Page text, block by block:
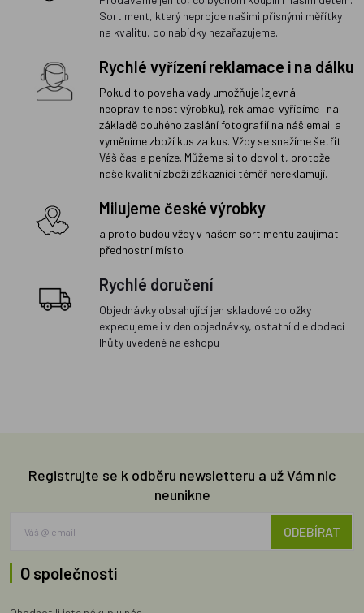
Sortiment, který neprojde našimi přísnými měřítky
na kvalitu, do nabídky nezařazujeme.
Rychlé vyřízení reklamace i na dálku
Pokud to povaha vady umožňuje (zjevná
neopravitelnost výrobku), reklamaci vyřídíme i na
základě pouhého zaslání fotografií na náš email a
vyměníme zboží kus za kus. Vždy se snažíme šetřit
Váš čas a peníze. Můžeme si to dovolit, protože
naše kvalitní zboží zákazníci téměř nereklamují.
Milujeme české výrobky
a proto budou vždy v našem sortimentu zaujímat
přednostní místo
Rychlé doručení
Objednávky obsahující jen skladové položky
expedujeme i v den objednávky, ostatní dle dodací
lhůty uvedené na eshopu
Registrujte se k odběru newsletteru a už Vám nic
neunikne
ODEBÍRAT
O společnosti